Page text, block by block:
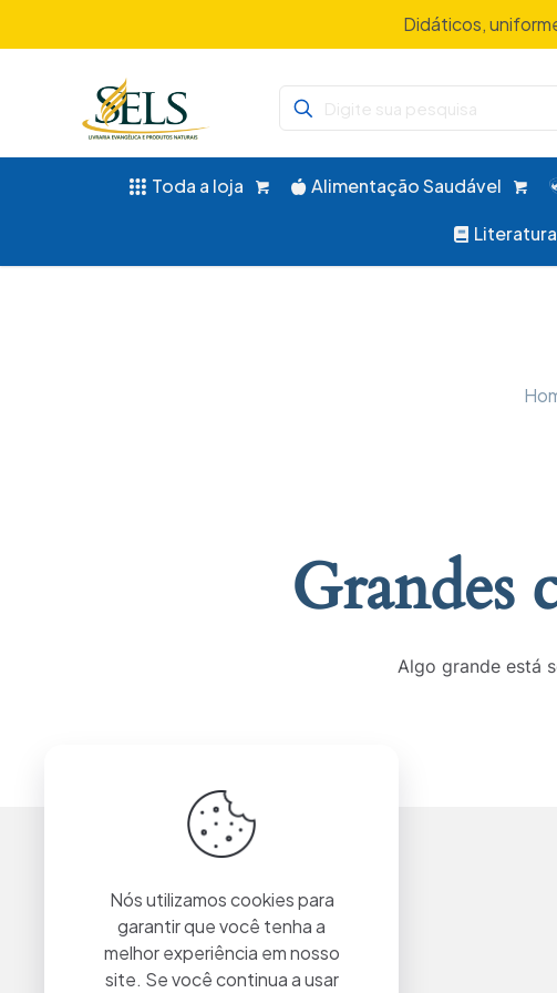
Didáticos,
Toda a loja Alimentação Saudável
Grandes
Algo grande está
Nós utilizamos cookies para
garantir que você tenha a
melhor experiência em nosso
site. Se você continua a usar